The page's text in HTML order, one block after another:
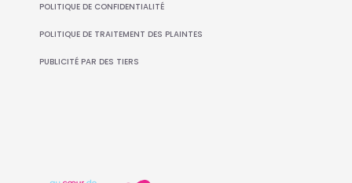
POLITIQUE DE CONFIDENTIALITÉ
POLITIQUE DE TRAITEMENT DES PLAINTES
PUBLICITÉ PAR DES TIERS